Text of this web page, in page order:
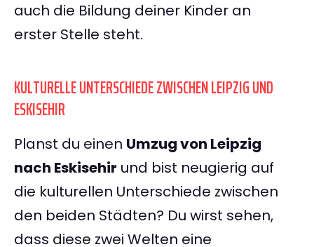
auch die Bildung deiner Kinder an
erster Stelle steht.
KULTURELLE UNTERSCHIEDE ZWISCHEN LEIPZIG UND
ESKISEHIR
Planst du einen Umzug von Leipzig
nach Eskisehir und bist neugierig auf
die kulturellen Unterschiede zwischen
den beiden Städten? Du wirst sehen,
dass diese zwei Welten eine